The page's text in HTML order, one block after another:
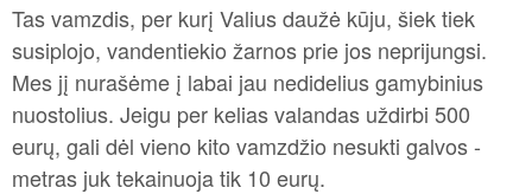
Tas vamzdis, per kurį Valius daužė kūju, šiek tiek
susiplojo, vandentiekio žarnos prie jos neprijungsi.
Mes jį nurašėme į labai jau nedidelius gamybinius
nuostolius. Jeigu per kelias valandas uždirbi 500
eurų, gali dėl vieno kito vamzdžio nesukti galvos -
metras juk tekainuoja tik 10 eurų.